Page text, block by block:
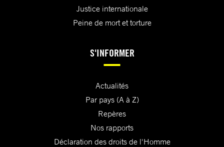
Justice internationale
Peine de mort et torture
S'INFORMER
Actualités
Par pays (A à Z)
Repères
Nos rapports
Déclaration des droits de l'Homme